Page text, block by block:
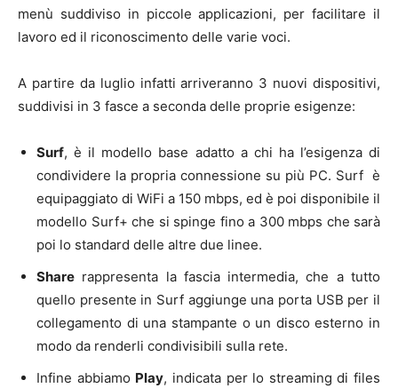
menù suddiviso in piccole applicazioni, per facilitare il
lavoro ed il riconoscimento delle varie voci.
A partire da luglio infatti arriveranno 3 nuovi dispositivi,
suddivisi in 3 fasce a seconda delle proprie esigenze:
Surf, è il modello base adatto a chi ha l’esigenza di
condividere la propria connessione su più PC. Surf è
equipaggiato di WiFi a 150 mbps, ed è poi disponibile il
modello Surf+ che si spinge fino a 300 mbps che sarà
poi lo standard delle altre due linee.
Share rappresenta la fascia intermedia, che a tutto
quello presente in Surf aggiunge una porta USB per il
collegamento di una stampante o un disco esterno in
modo da renderli condivisibili sulla rete.
Infine abbiamo Play, indicata per lo streaming di files